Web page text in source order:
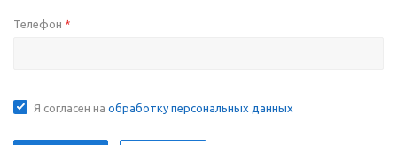
Телефон *
Я согласен на обработку персональных данных